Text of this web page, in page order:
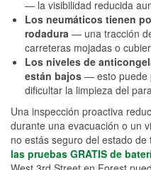
— la visibilidad reducida
Los neumáticos tienen
rodadura — una tracción
carreteras mojadas o
Los niveles de
están bajos — esto puede
dificultar la limpieza del
Una inspección proactiva
durante una evacuación o un
no estás seguro del estado
las pruebas GRATIS de